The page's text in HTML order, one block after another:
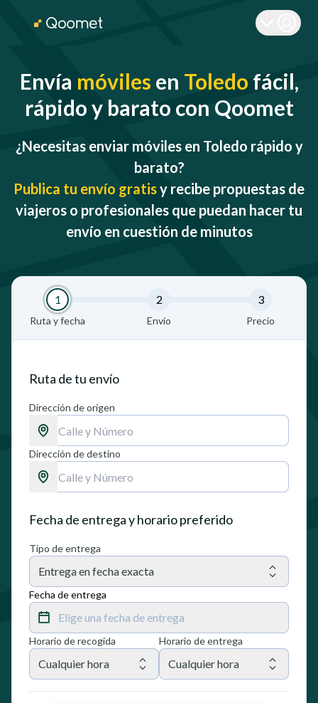
Envía móviles en Toledo fácil,
rápido y barato con Qoomet
¿Necesitas enviar móviles en Toledo rápido y
barato?
Publica tu envío gratisy recibe propuestas de
viajeros o profesionales que puedan hacer tu
envío en cuestión de minutos
1
Ruta y fecha
2
Envío
3
Precio
Ruta de tu envío
Dirección de origen
Dirección de destino
Fecha de entrega y horario preferido
Tipo de entrega
Entrega en fecha exacta
Fecha de entrega
Elige una fecha de entrega
Horario de recogida
Cualquier hora
Horario de entrega
Cualquier hora